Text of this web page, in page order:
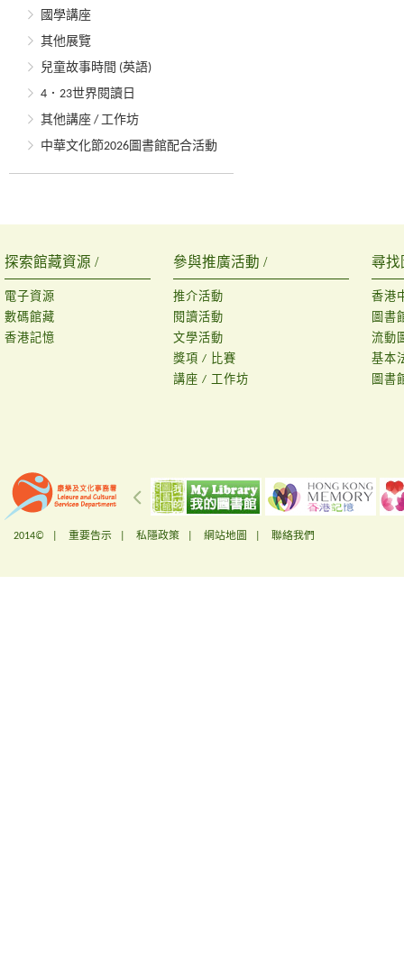
國學講座
其他展覽
兒童故事時間 (英語)
4．23世界閱讀日
其他講座 / 工作坊
中華文化節2026圖書館配合活動
探索館藏資源 /
電子資源
數碼館藏
香港記憶
參與推廣活動 /
推介活動
閱讀活動
文學活動
獎項 / 比賽
講座 / 工作坊
尋找
香港
圖書
流動
基本
圖書
2014© | 重要告示 私隱政策 網站地圖 聯絡我們